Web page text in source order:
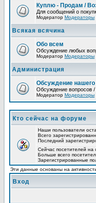
Куплю - Продам /
Для сообщений о
Модератор Модераторы
Всякая всячина
Обо всем
Обсуждение любых
Модератор Модераторы
Администрация
Обсуждение нашего
Обсуждение вопросов
Модератор Модераторы
Кто сейчас на форуме
Наши пользователи
Всего
Последний
Сейчас посетителей на
Больше всего
Зарегистрированные
Эти данные основаны на
Вход